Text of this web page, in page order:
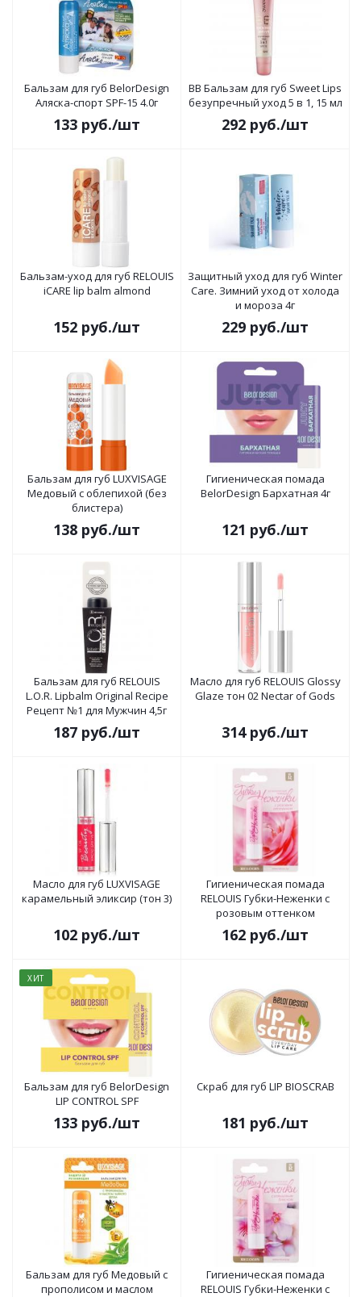
Бальзам для губ BelorDesign
Аляска-спорт SPF-15 4.0г
133 руб./шт
BB Бальзам для губ Sweet Lips
безупречный уход 5 в 1, 15 мл
292 руб./шт
Бальзам-уход для губ RELOUIS
iCARE lip balm almond
152 руб./шт
Защитный уход для губ Winter
Care. Зимний уход от холода
и мороза 4г
229 руб./шт
Бальзам для губ LUXVISAGE
Медовый с облепихой (без
блистера)
138 руб./шт
Гигиеническая помада
BelorDesign Бархатная 4г
121 руб./шт
Бальзам для губ RELOUIS
L.O.R. Lipbalm Original Recipe
Рецепт №1 для Мужчин 4,5г
187 руб./шт
Масло для губ RELOUIS Glossy
Glaze тон 02 Nectar of Gods
314руб./шт
Масло для губ LUXVISAGE
карамельный эликсир (тон 3)
102 руб./шт
Гигиеническая помада
RELOUIS Губки-Неженки с
розовым оттенком
162 руб./шт
ХИТ
Бальзам для губ BelorDesign
LIP CONTROL SPF
133 руб./шт
Скраб для губ LIP BIOSCRAB
181 руб./шт
Бальзам для губ Медовый с
прополисом и маслом
Гигиеническая помада
RELOUIS Губки-Неженки с